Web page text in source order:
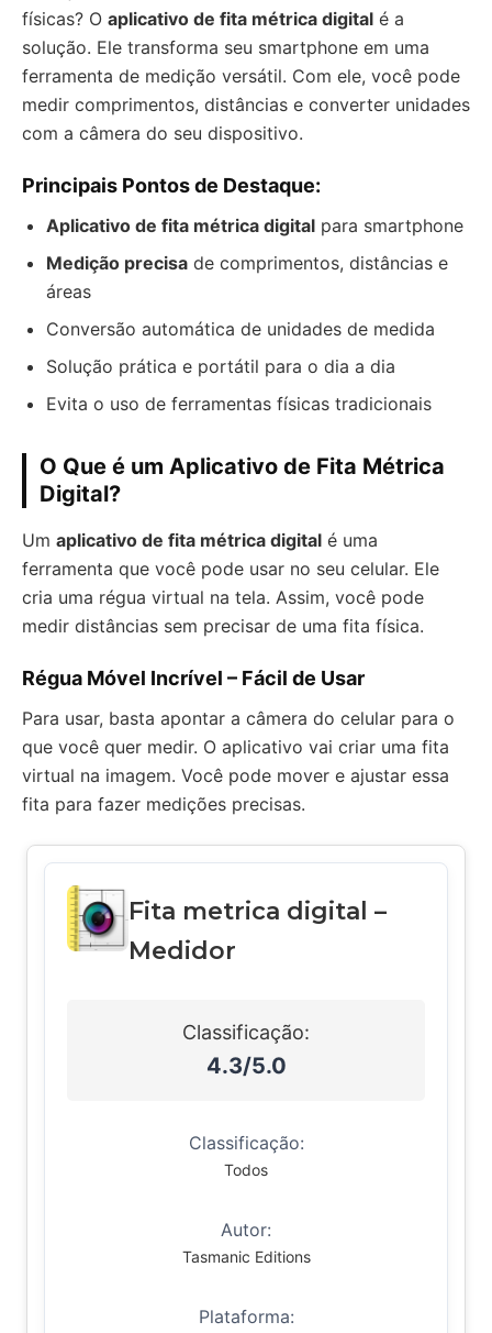
físicas? O aplicativo de fita métrica digital é a
solução. Ele transforma seu smartphone em uma
ferramenta de medição versátil. Com ele, você pode
medir comprimentos, distâncias e converter unidades
com a câmera do seu dispositivo.
Principais Pontos de Destaque:
Aplicativo de fita métrica digital para smartphone
Medição precisa de comprimentos, distâncias e
áreas
Conversão automática de unidades de medida
Solução prática e portátil para o dia a dia
Evita o uso de ferramentas físicas tradicionais
O Que é um Aplicativo de Fita Métrica
Digital?
Um aplicativo de fita métrica digital é uma
ferramenta que você pode usar no seu celular. Ele
cria uma régua virtual na tela. Assim, você pode
medir distâncias sem precisar de uma fita física.
Régua Móvel Incrível – Fácil de Usar
Para usar, basta apontar a câmera do celular para o
que você quer medir. O aplicativo vai criar uma fita
virtual na imagem. Você pode mover e ajustar essa
fita para fazer medições precisas.
Fita metrica digital –
Medidor
Classificação:
4.3/5.0
Classificação:
Todos
Autor:
Tasmanic Editions
Plataforma: